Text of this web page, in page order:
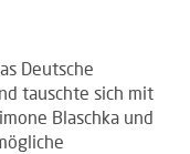
Deutsche
tauschte sich mit
Blaschka und